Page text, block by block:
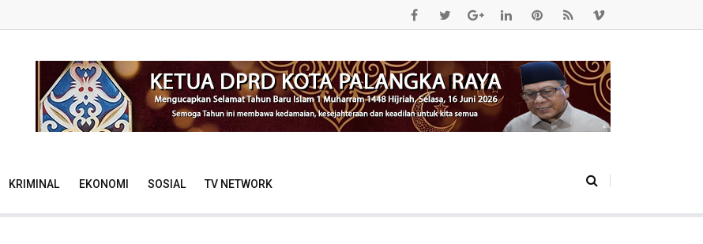
KRIMINAL EKONOMI SOSIAL TV NETWORK